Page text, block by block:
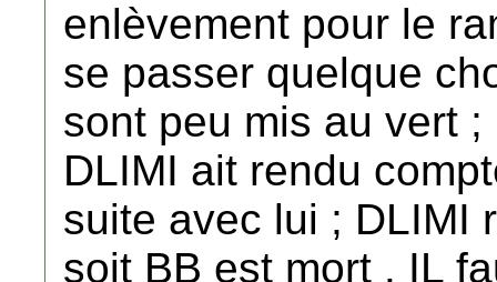
enlèvement pour le
se passer quelque
sont peu mis au vert
DLIMI ait rendu
suite avec lui ; DLIMI
soit BB est mort . IL